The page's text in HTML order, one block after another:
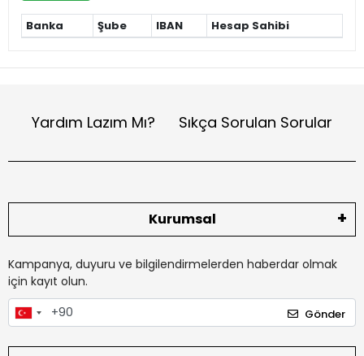
Banka Şube IBAN Hesap Sahibi
Yardım Lazım Mı? Sıkça Sorulan Sorular
Kurumsal
Kampanya, duyuru ve bilgilendirmelerden haberdar olmak
için kayıt olun.
Gönder